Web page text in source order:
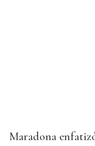
Maradona